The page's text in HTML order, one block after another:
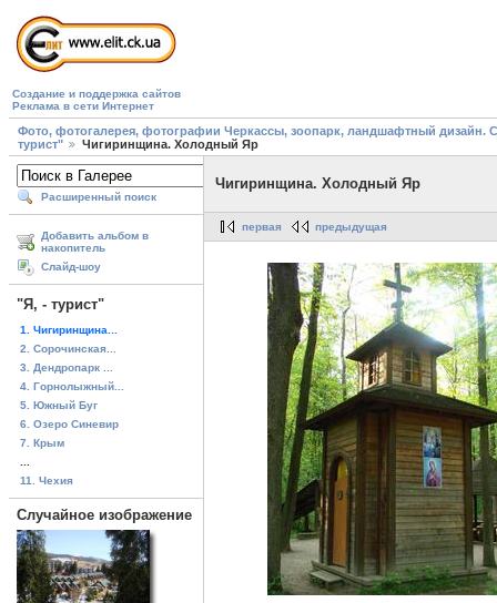
Создание и поддержка сайтов
Реклама в сети Интернет
Фото, фотогалерея, фотографии Черкассы, зоопарк, ландшафтный дизайн.
турист"
Чигиринщина. Холодный Яр
Расширенный поиск
Добавить альбом в
накопитель
Слайд-шоу
"Я, - турист"
1. Чигиринщина...
2. Сорочинская...
3. Дендропарк ...
4. Горнолыжный...
5. Южный Буг
6. Озеро Синевир
7. Крым
11. Чехия
Случайное изображение
Чигиринщина. Холодный Яр
первая предыдущая